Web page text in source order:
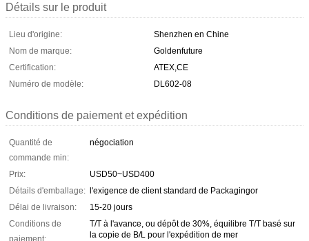
Détails sur le produit
Lieu d'origine:
Shenzhen en Chine
Nom de marque:
Goldenfuture
Certification:
ATEX,CE
Numéro de modèle:
DL602-08
Conditions de paiement et expédition
Quantité de
commande min:
négociation
Prix:
USD50~USD400
Détails d'emballage: l'exigence de client standard de Packagingor
Délai de livraison:
15-20 jours
Conditions de
paiement:
T/T à l'avance, ou dépôt de 30%, équilibre T/T basé sur
la copie de B/L pour l'expédition de mer